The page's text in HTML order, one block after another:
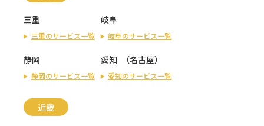
三重
三重のサービス一覧
岐阜
岐阜のサービス一覧
静岡
静岡のサービス一覧
愛知 （名古屋）
愛知のサービス一覧
近畿